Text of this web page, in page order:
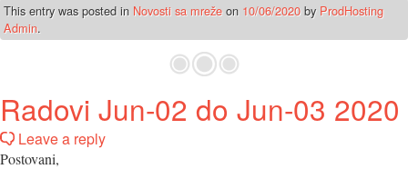
This entry was posted in Novosti sa mreže on 10/06/2020 by ProdHosting
Admin.
Radovi Jun-02 do Jun-03 2020
Leave a reply
Postovani,